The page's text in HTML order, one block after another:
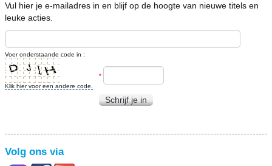
Vul hier je e-mailadres in en blijf op de hoogte van nieuwe titels en
leuke acties.
Voer onderstaande code in :
Klik hier voor een andere code.
*
Schrijf je in
Volg ons via